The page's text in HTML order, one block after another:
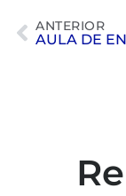
ANTERIOR